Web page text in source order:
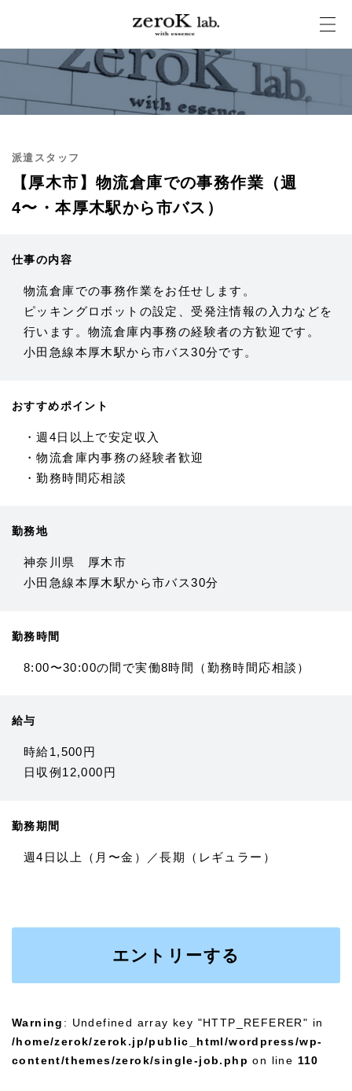
派遣スタッフ
【厚木市】物流倉庫での事務作業（週
4〜・本厚木駅から市バス）
仕事の内容
物流倉庫での事務作業をお任せします。
ピッキングロボットの設定、受発注情報の入力などを
行います。物流倉庫内事務の経験者の方歓迎です。
小田急線本厚木駅から市バス30分です。
おすすめポイント
・週4日以上で安定収入
・物流倉庫内事務の経験者歓迎
・勤務時間応相談
勤務地
神奈川県 厚木市
小田急線本厚木駅から市バス30分
勤務時間
8:00〜30:00の間で実働8時間（勤務時間応相談）
給与
時給1,500円
日収例12,000円
勤務期間
週4日以上（月〜金）／長期（レギュラー）
エントリーする
Warning : Undefined array key "HTTP_REFERER" in
/home/zerok/zerok.jp/public_html/wordpress/wp-
content/themes/zerok/single-job.php on line 110